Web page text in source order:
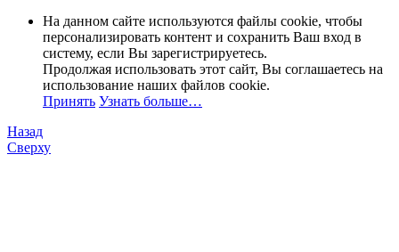
На данном сайте используются файлы cookie, чтобы
персонализировать контент и сохранить Ваш вход в
систему, если Вы зарегистрируетесь.
Продолжая использовать этот сайт, Вы соглашаетесь на
использование наших файлов cookie.
Принять Узнать больше…
Назад
Сверху